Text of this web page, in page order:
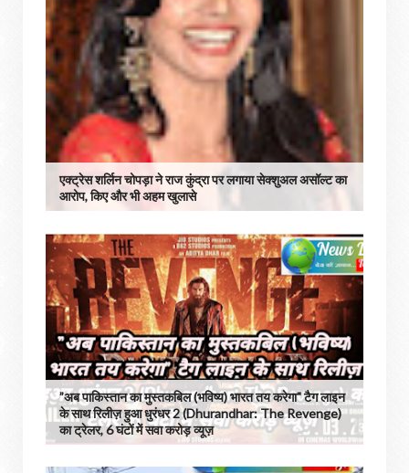
एक्ट्रेस शर्लिन चोपड़ा ने राज कुंद्रा पर लगाया सेक्शुअल असॉल्ट का
आरोप, किए और भी अहम खुलासे
”अब पाकिस्तान का मुस्तकबिल (भविष्य) भारत तय करेगा" टैग लाइन
के साथ रिलीज़ हुआ धुरंधर 2 (Dhurandhar: The Revenge)
का ट्रेलर, 6 घंटों में सवा करोड़ व्यूज़